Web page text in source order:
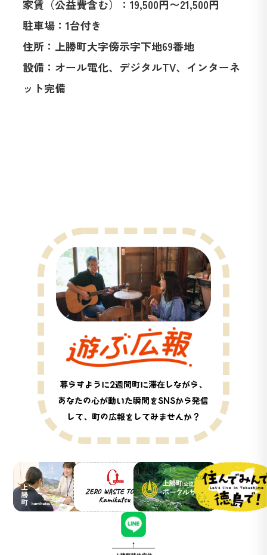
家賃（公益費含む）：19,500円〜21,500円
駐車場：1台付き
住所：上勝町大字傍示字下地69番地
設備：オール電化、デジタルTV、インターネ
ット完備
遊ぶ広報
暮らすように2週間町に滞在しながら、
あなたの心が動いた瞬間をSNSから発信
して、町の広報をしてみませんか？
上勝町公式WEBサイト
ZERO WASTE TOWN
上勝町（公認）観光ポータ
徳島県移住ポータルサイト
上勝町移住定住公式LINE